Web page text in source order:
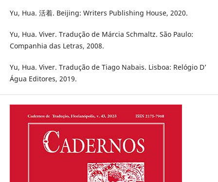
Yu, Hua. 活着. Beijing: Writers Publishing House, 2020.
Yu, Hua. Viver. Tradução de Márcia Schmaltz. São Paulo:
Companhia das Letras, 2008.
Yu, Hua. Viver. Tradução de Tiago Nabais. Lisboa: Relógio D’
Água Editores, 2019.